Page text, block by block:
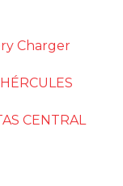
Charger
CENTRAL